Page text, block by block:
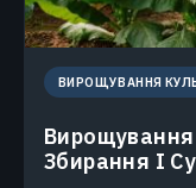
ВИРОЩУВАННЯ
Збирання І